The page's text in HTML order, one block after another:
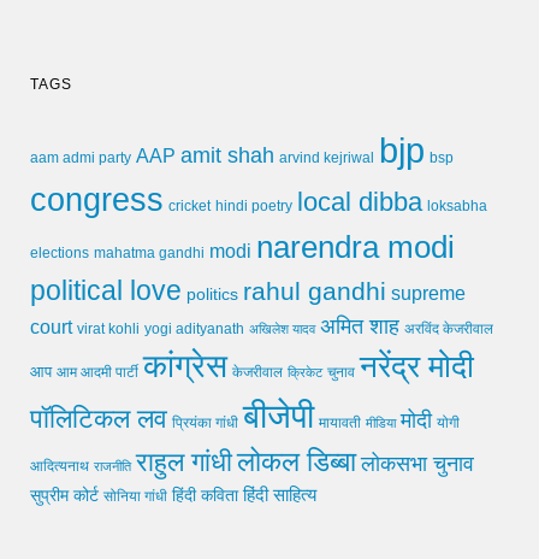
TAGS
aam admi party AAP amit shah arvind kejriwal bjp bsp
congress cricket hindi poetry local dibba loksabha
elections mahatma gandhi modi narendra modi
political love politics rahul gandhi supreme
court virat kohli yogi adityanath अखिलेश यादव अमित शाह अरविंद केजरीवाल
आप आम आदमी पार्टी कांग्रेस केजरीवाल क्रिकेट चुनाव नरेंद्र मोदी
पॉलिटिकल लव प्रियंका गांधी बीजेपी मायावती मीडिया मोदी योगी
आदित्यनाथ राजनीति राहुल गांधीलोकल डिब्बा लोकसभा चुनाव
सुप्रीम कोर्ट सोनिया गांधी हिंदी कविता हिंदी साहित्य